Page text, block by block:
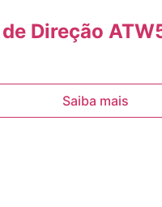
Direção
Saiba mais